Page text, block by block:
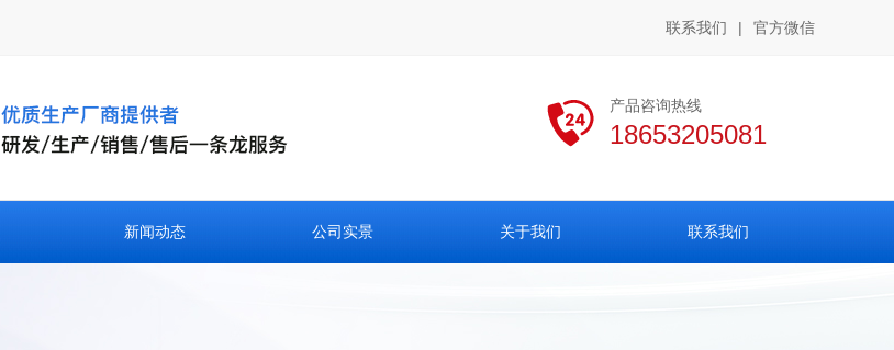
联系我们 | 官方微信
产品咨询热线
18653205081
新闻动态 公司实景 关于我们 联系我们